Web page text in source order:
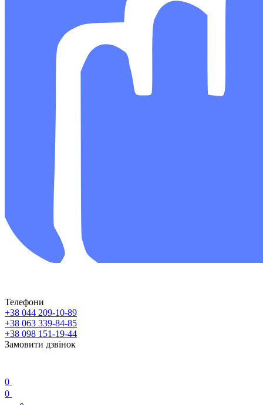
Телефони
+38 044 209-10-89
+38 063 339-84-85
+38 098 151-19-44
Замовити дзвінок
0
0